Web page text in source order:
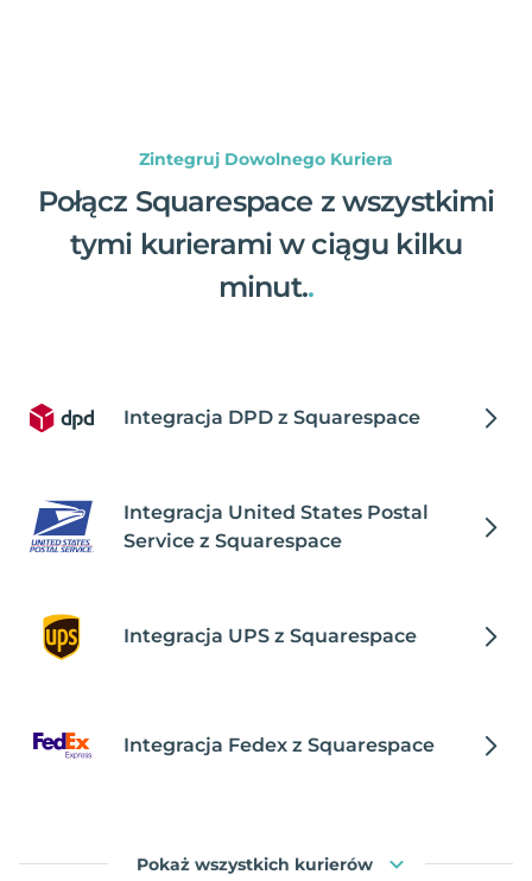
Zintegruj Dowolnego Kuriera
Połącz Squarespace z wszystkimi
tymi kurierami w ciągu kilku
minut..
Integracja DPD z Squarespace
Integracja United States Postal
Service z Squarespace
Integracja UPS z Squarespace
Integracja Fedex z Squarespace
Pokaż wszystkich kurierów